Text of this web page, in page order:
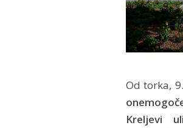
Od torka,
Kreljevi